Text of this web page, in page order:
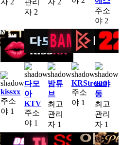
자 2
관리
자 2
자 2
주소
야 2
New
kissxx
주소
야 1
다모
아
KTV
주소
야 1
밤튜
브
최고
관리
자 1
KRStream
주소
야 1
22야
동
최고
관리
자 1